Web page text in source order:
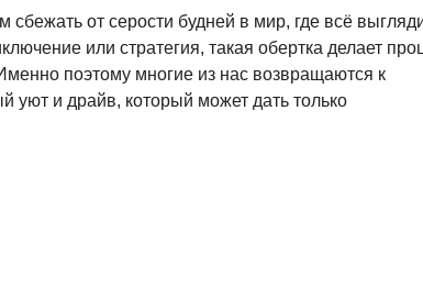
от серости будней в мир, где всё
или стратегия, такая обертка делает
поэтому многие из нас возвращаются к
уют и драйв, который может дать только